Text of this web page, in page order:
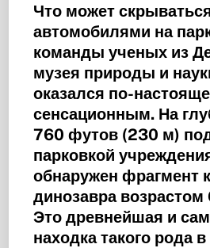
Что может
автомобилями на
команды ученых из
музея природы и
оказался по-
сенсационным. На
760 футов (230 м)
парковкой
обнаружен фрагмент
динозавра
Это древнейшая и
находка такого рода